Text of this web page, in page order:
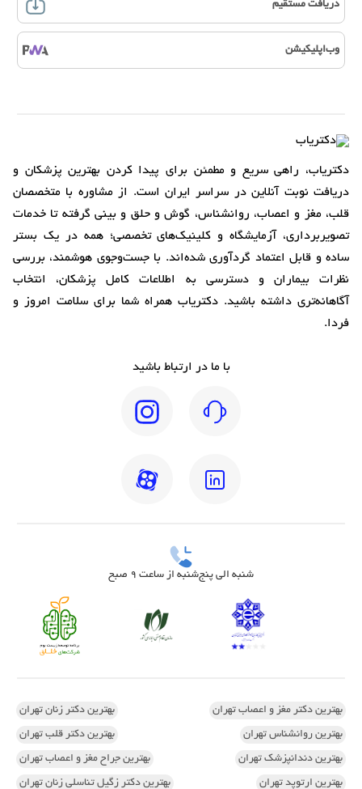
دریافت مستقیم
وب‌اپلیکیشن
دکتریاب، راهی سریع و مطمئن برای پیدا کردن بهترین پزشکان و
دریافت نوبت آنلاین در سراسر ایران است. از مشاوره با متخصصان
قلب، مغز و اعصاب، روانشناس، گوش و حلق و بینی گرفته تا خدمات
تصویربرداری، آزمایشگاه و کلینیک‌های تخصصی؛ همه در یک بستر
ساده و قابل اعتماد گردآوری شده‌اند. با جست‌وجوی هوشمند، بررسی
نظرات بیماران و دسترسی به اطلاعات کامل پزشکان، انتخاب
آگاهانه‌تری داشته باشید. دکتریاب همراه شما برای سلامت امروز و
فردا.
با ما در ارتباط باشید
شنبه الی پنج‌شنبه از ساعت 9 صبح
بهترین دکتر مغز و اعصاب تهران بهترین دکتر زنان تهران
بهترین روانشناس تهران بهترین دکتر قلب تهران
بهترین دندانپزشک تهران بهترین جراح مغز و اعصاب تهران
بهترین ارتوپد تهران بهترین دکتر زگیل تناسلی زنان تهران